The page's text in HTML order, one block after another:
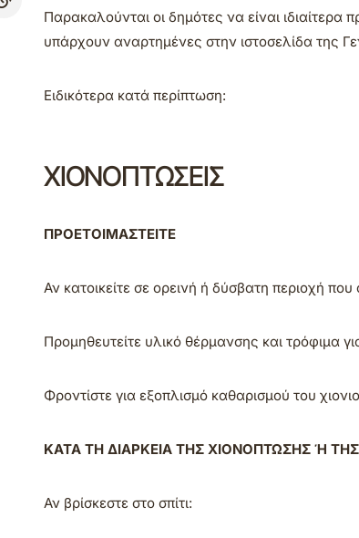
Παρακαλούνται οι δημότες να είναι ιδιαίτερα
υπάρχουν αναρτημένες στην ιστοσελίδα της
Ειδικότερα κατά περίπτωση:
ΧΙΟΝΟΠΤΩΣΕΙΣ
ΠΡΟΕΤΟΙΜΑΣΤΕΙΤΕ
Αν κατοικείτε σε ορεινή ή δύσβατη περιοχή
Προμηθευτείτε υλικό θέρμανσης και τρόφιμα
Φροντίστε για εξοπλισμό καθαρισμού του
ΚΑΤΑ ΤΗ ΔΙΑΡΚΕΙΑ ΤΗΣ ΧΙΟΝΟΠΤΩΣΗΣ Ή
Αν βρίσκεστε στο σπίτι: